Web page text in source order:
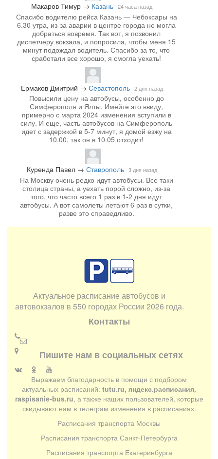
Макаров Тимур → Казань 24 часа назад
Спасибо водителю рейса Казань — Чебоксары на
6.30 утра, из-за аварии в центре города не могла
добраться вовремя. Так вот, я позвонил
диспетчеру вокзала, и попросила, чтобы меня 15
минут подождал водитель. Спасибо за то, что
сработали все хорошо, я смогла уехать!
Ермаков Дмитрий → Севастополь 2 дня назад
Повысили цену на автобусы, особенно до
Симферополя и Ялты. Имейте это ввиду,
примерно с марта 2024 изменения вступили в
силу. И еще, часть автобусов на Симферополь
идет с задержкой в 5-7 минут, я домой езжу на
10.00, так он в 10.05 отходит!
Куренда Павел→ Ставрополь 3 дня назад
На Москву очень редко идут автобусы. Все таки
столица страны, а уехать порой сложно, из-за
того, что часто всего 1 раз в 1-2 дня идут
автобусы. А вот самолеты летают 6 раз в сутки,
разве это справедливо.
Актуальное расписание автобусов и
автовокзалов в 550 городах России 2026 года.
Контакты
Пишите нам в социальных сетях
Выражаем благодарность в помощи с подбором
актуальных расписаний: tutu.ru, яндекс.расписания,
raspisanie-bus.ru, а также наших пользователей, которые
скидывают нам в телеграм изменения в расписаниях.
Расписания транспорта Москвы
Расписания транспорта Санкт-Петербурга
Расписания транспорта Екатеринбурга